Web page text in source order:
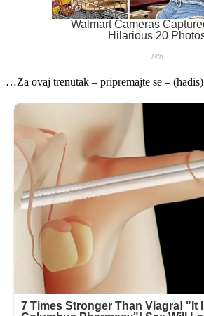
…Za ovaj trenutak – pripremajte se – (hadis)